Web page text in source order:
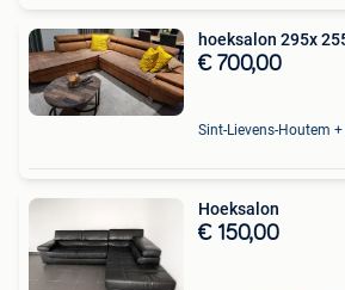
hoeksalon 295x
€ 700,00
Hoeksalon
€ 150,00